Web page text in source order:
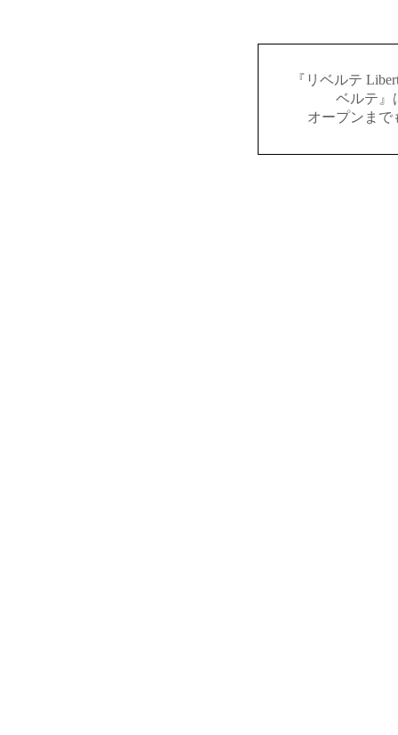
『リベルテ
ベルテ』
オープンまで